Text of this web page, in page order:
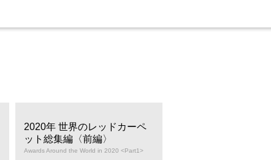
2020年 世界のレッドカーペ
ット総集編〈前編〉
Awards Around the World in 2020 <Part1>